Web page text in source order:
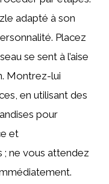
adapté à son
Placez
se sent à l’aise
Montrez-lui
en utilisant des
pour
et
ne vous attendez